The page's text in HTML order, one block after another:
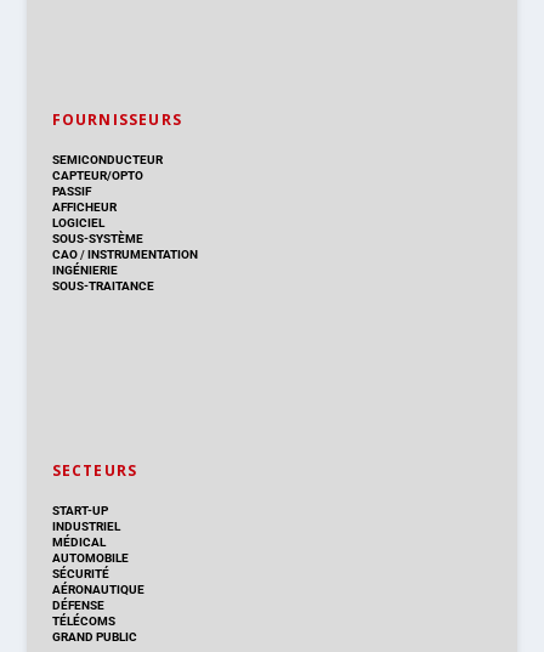
FOURNISSEURS
SEMICONDUCTEUR
CAPTEUR/OPTO
PASSIF
AFFICHEUR
LOGICIEL
SOUS-SYSTÈME
CAO/INSTRUMENTATION
INGÉNIERIE
SOUS-TRAITANCE
SECTEURS
START-UP
INDUSTRIEL
MÉDICAL
AUTOMOBILE
SÉCURITÉ
AÉRONAUTIQUE
DÉFENSE
TÉLÉCOMS
GRAND PUBLIC